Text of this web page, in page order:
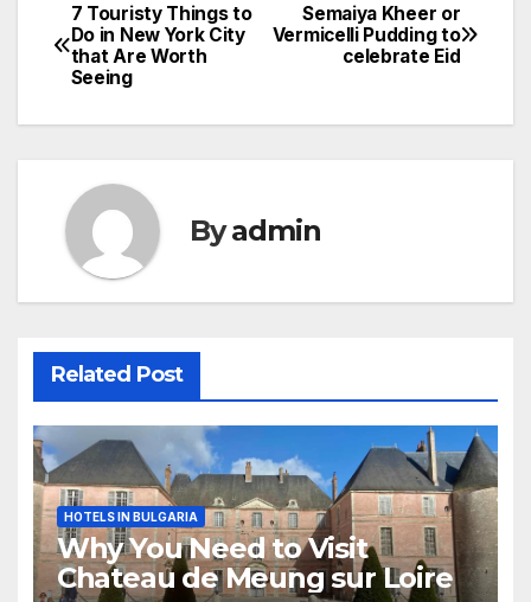
Post
navigation
Semaiya Kheer or
Vermicelli Pudding to
celebrate Eid
7 Touristy Things to
Do in New York City
that Are Worth
Seeing
Byadmin
Related Post
HOTELS IN BULGARIA
Why You Need to Visit
Chateau de Meung sur Loire